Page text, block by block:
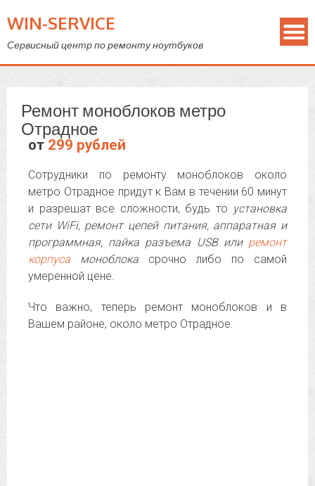
WIN-SERVICE
Сервисный центр по ремонту ноутбуков
Ремонт моноблоков метро
Отрадное
от 299 рублей
Сотрудники по ремонту моноблоков около
метро Отрадное придут к Вам в течении 60 минут
и разрешат все сложности, будь то установка
сети WiFi, ремонт цепей питания, аппаратная и
программная, пайка разъема USB или ремонт
корпуса моноблока срочно либо по самой
умеренной цене.
Что важно, теперь ремонт моноблоков и в
Вашем районе, около метро Отрадное.